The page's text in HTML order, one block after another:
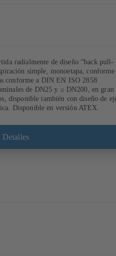
radialmente de diseño “back pull-
simple, monoetapa, conforme
conforme a DIN EN ISO 2858
de DN25 y ≥ DN200, en gran
disponible también con diseño de
Disponible en versión ATEX.
Detalles